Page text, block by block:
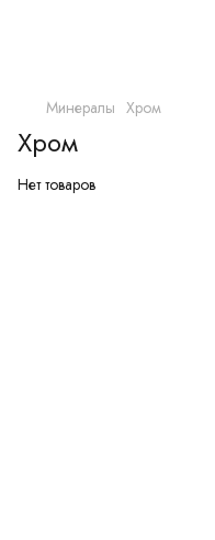
Минералы Хром
Хром
Нет товаров